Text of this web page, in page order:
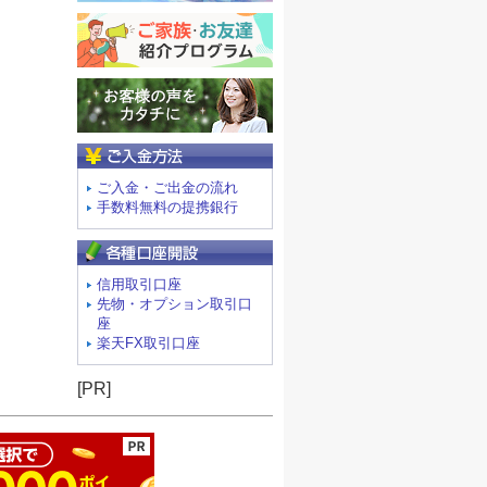
ご入金・ご出金の流れ
手数料無料の提携銀行
信用取引口座
先物・オプション取引口
座
楽天FX取引口座
[PR]